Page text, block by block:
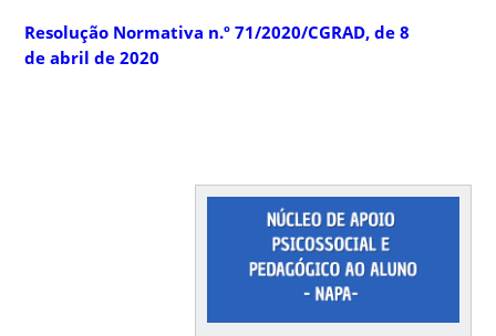
Resolução Normativa n.º 71/2020/CGRAD, de 8
de abril de 2020